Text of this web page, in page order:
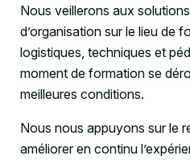
Nous veillerons aux
d’organisation sur le lieu de
logistiques, techniques et
moment de formation se
meilleures conditions.
Nous nous appuyons sur le
améliorer en continu